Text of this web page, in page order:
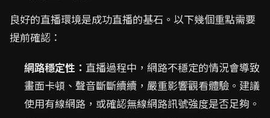
良好的直播環境是成功直播的基石。以下幾個重點需要
提前確認：
網路穩定性： 直播過程中，網路不穩定的情況會導致
畫面卡頓、聲音斷斷續續，嚴重影響觀看體驗。建議
使用有線網路，或確認無線網路訊號強度是否足夠。